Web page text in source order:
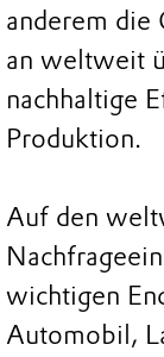
anderem die
an weltweit
nachhaltige
Produktion.
Auf den
wichtigen
Automobil,